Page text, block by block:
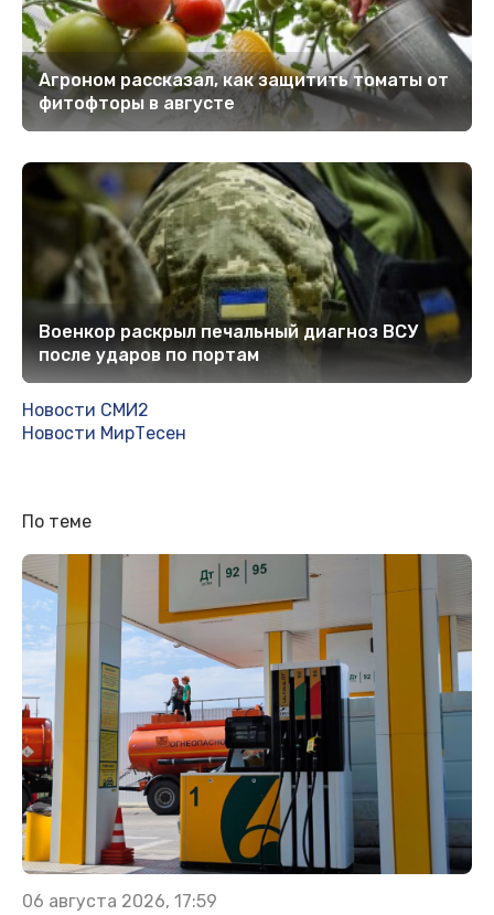
Агроном рассказал, как защитить томаты от
фитофторы в августе
Военкор раскрыл печальный диагноз ВСУ
после ударов по портам
Новости СМИ2
Новости МирТесен
По теме
06 августа 2026, 17:59